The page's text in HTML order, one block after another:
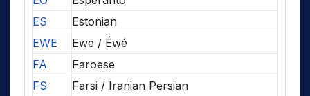
ES
Estonian
EWE
Ewe / Éwé
FA
Faroese
FS
Farsi / Iranian Persian